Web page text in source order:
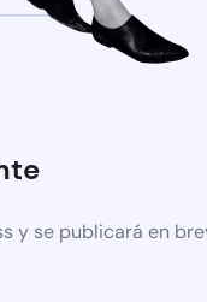
y se publicará en